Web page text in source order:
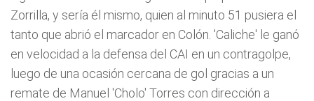
Zorrilla, y sería él mismo, quien al minuto 51 pusiera el
tanto que abrió el marcador en Colón. 'Caliche' le ganó
en velocidad a la defensa del CAI en un contragolpe,
luego de una ocasión cercana de gol gracias a un
remate de Manuel 'Cholo' Torres con dirección a